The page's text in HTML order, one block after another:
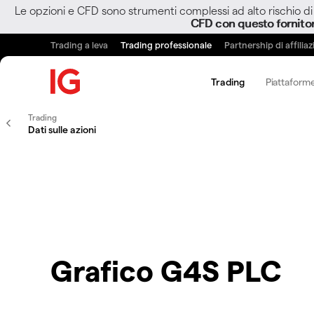
Le opzioni e CFD sono strumenti complessi ad alto rischio
CFD con questo
Trading a leva Trading professionale Partnership di
Trading
Trading
Dati sulle azioni
Grafico G4S PLC